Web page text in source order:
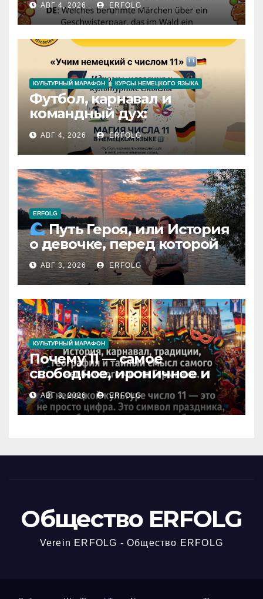
АВГ 4, 2026 ERFOLG
КУЛЬТУРНЫЙ МАРАФОН КУРСЫ НЕМЕЦКОГО ЯЗЫКА
Футбол, карнавал и
командный дух:
раскрываем секреты числа
11 в немецком языке!
АВГ 4, 2026 ERFOLG
ERFOLG
Путь Героя, или История
о девочке, перед которой
расступился океан
(И почему это про каждую
из нас)
АВГ 3, 2026 ERFOLG
КУЛЬТУРНЫЙ МАРАФОН
Почему 11 — самое
свободное, ироничное и
любимое число в
немецкой культуре?
АВГ 3, 2026 ERFOLG
Общество ERFOLG
Verein ERFOLG - Общество ERFOLG